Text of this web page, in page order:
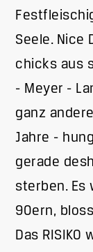
Seele. Nice
chicks aus
- Meyer -
ganz
Jahre -
gerade
sterben. Es
90ern,
Das